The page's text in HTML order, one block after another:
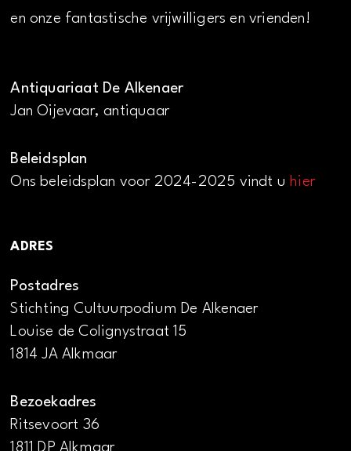
en onze fantastische vrijwilligers en vrienden!
Antiquariaat De Alkenaer
Jan Oijevaar, antiquaar
Beleidsplan
Ons beleidsplan voor 2024-2025 vindt u hier
ADRES
Postadres
Stichting Cultuurpodium De Alkenaer
Louise de Colignystraat 15
1814 JA Alkmaar
Bezoekadres
Ritsevoort 36
1811 DP Alkmaar